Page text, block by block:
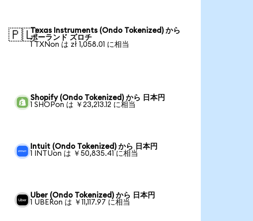
🇵🇱Texas Instruments (Ondo Tokenized) から
ポーランド ズロチ
1 TXNon は zł 1,058.01 に相当
Shopify (Ondo Tokenized) から 日本円
1 SHOPon は ￥23,213.12 に相当
Intuit (Ondo Tokenized) から 日本円
1 INTUon は ￥50,835.41 に相当
Uber (Ondo Tokenized) から 日本円
1 UBERon は ￥11,117.97 に相当